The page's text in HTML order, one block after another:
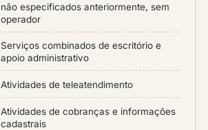
não especificados anteriormente, sem
operador
Serviços combinados de escritório e
apoio administrativo
Atividades de teleatendimento
Atividades de cobranças e informações
cadastrais